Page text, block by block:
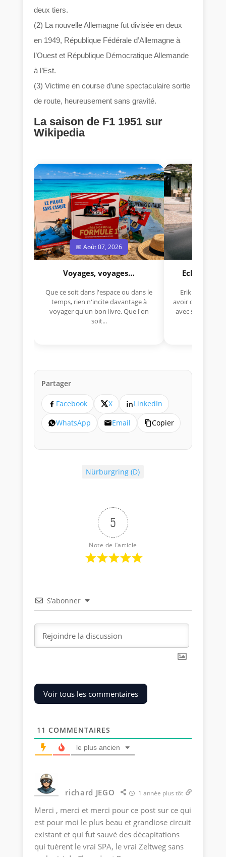
deux tiers.
(2) La nouvelle Allemagne fut divisée en deux
en 1949, République Fédérale d’Allemagne à
l’Ouest et République Démocratique Allemande
à l’Est.
(3) Victime en course d’une spectaculaire sortie
de route, heureusement sans gravité.
La saison de F1 1951 sur
Wikipedia
📅 Août 07, 2026
Voyages, voyages…
Que ce soit dans l'espace ou dans le
temps, rien n'incite davantage à
voyager qu'un bon livre. Que l'on
soit...
Eclectica
Erik Comas,
avoir déjà
avec sa Lancia
Partager
Facebook X
LinkedIn
WhatsApp
Email Copier
Nürburgring (D)
5
Note de l’article
S’abonner
Voir tous les commentaires
11 COMMENTAIRES
le plus ancien
richard JEGO 1 année plus tôt
Merci , merci et merci pour ce post sur ce qui
est pour moi le plus beau et grandiose circuit
existant et qui fut sauvé des décapitations
qui tuèrent le vrai SPA, le vrai Zeltweg sans